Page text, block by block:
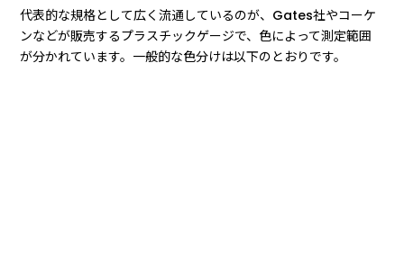
代表的な規格として広く流通しているのが、Gates社やコーケ
ンなどが販売するプラスチックゲージで、色によって測定範囲
が分かれています。一般的な色分けは以下のとおりです。